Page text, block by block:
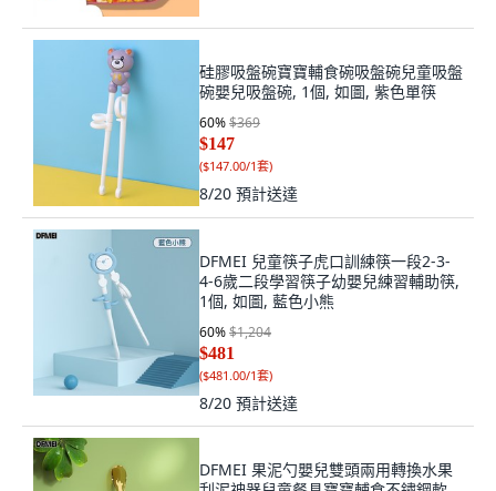
硅膠吸盤碗寶寶輔食碗吸盤碗兒童吸盤
碗嬰兒吸盤碗, 1個, 如圖, 紫色單筷
60%$369
$147
($147.00/1套)
8/20 預計送達
DFMEI 兒童筷子虎口訓練筷一段2-3-
4-6歲二段學習筷子幼嬰兒練習輔助筷,
1個, 如圖, 藍色小熊
60%$1,204
$481
($481.00/1套)
8/20 預計送達
DFMEI 果泥勺嬰兒雙頭兩用轉換水果